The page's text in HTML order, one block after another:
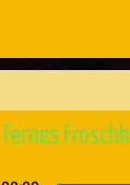
Fernes